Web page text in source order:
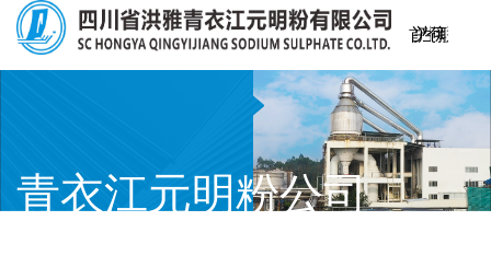
首
页
关
于
我
产
品
中
生
产
工
仓
储
物
可
持
续
新
闻
资
联
系
青衣江元明粉公司